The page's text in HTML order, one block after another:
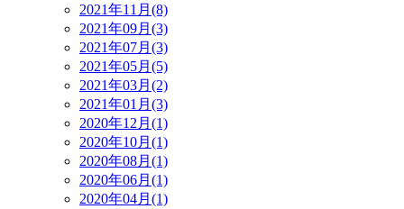
2021年11月(8)
2021年09月(3)
2021年07月(3)
2021年05月(5)
2021年03月(2)
2021年01月(3)
2020年12月(1)
2020年10月(1)
2020年08月(1)
2020年06月(1)
2020年04月(1)